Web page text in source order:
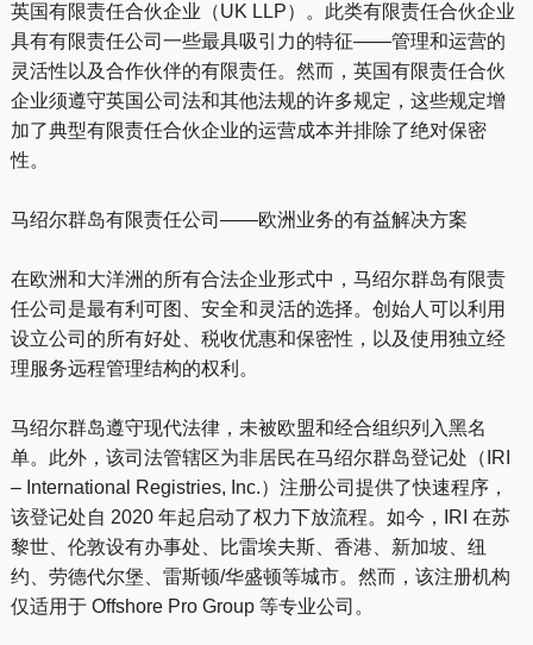
英国有限责任合伙企业（UK LLP）。此类有限责任合伙企业
具有有限责任公司一些最具吸引力的特征——管理和运营的
灵活性以及合作伙伴的有限责任。然而，英国有限责任合伙
企业须遵守英国公司法和其他法规的许多规定，这些规定增
加了典型有限责任合伙企业的运营成本并排除了绝对保密
性。
马绍尔群岛有限责任公司——欧洲业务的有益解决方案
在欧洲和大洋洲的所有合法企业形式中，马绍尔群岛有限责
任公司是最有利可图、安全和灵活的选择。创始人可以利用
设立公司的所有好处、税收优惠和保密性，以及使用独立经
理服务远程管理结构的权利。
马绍尔群岛遵守现代法律，未被欧盟和经合组织列入黑名
单。此外，该司法管辖区为非居民在马绍尔群岛登记处（IRI
– International Registries, Inc.）注册公司提供了快速程序，
该登记处自 2020 年起启动了权力下放流程。如今，IRI 在苏
黎世、伦敦设有办事处、比雷埃夫斯、香港、新加坡、纽
约、劳德代尔堡、雷斯顿/华盛顿等城市。然而，该注册机构
仅适用于 Offshore Pro Group 等专业公司。